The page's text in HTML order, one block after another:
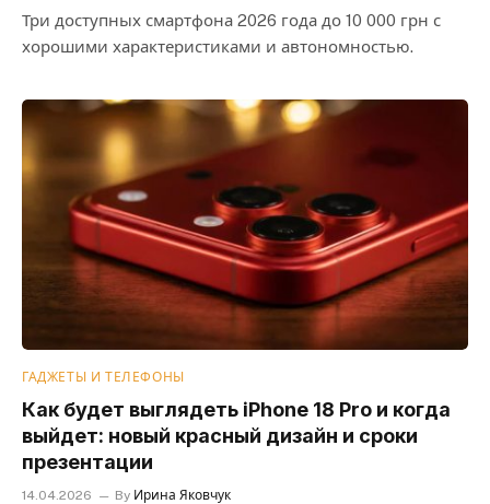
Три доступных смартфона 2026 года до 10 000 грн с
хорошими характеристиками и автономностью.
ГАДЖЕТЫ И ТЕЛЕФОНЫ
Как будет выглядеть iPhone 18 Pro и когда
выйдет: новый красный дизайн и сроки
презентации
14.04.2026 By Ирина Яковчук